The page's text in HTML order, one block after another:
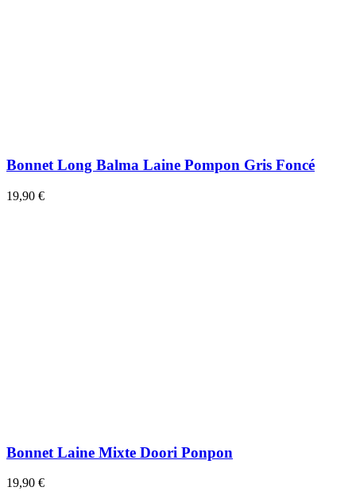
Bonnet Long Balma Laine Pompon Gris Foncé
19,90 €
Bonnet Laine Mixte Doori Ponpon
19,90 €